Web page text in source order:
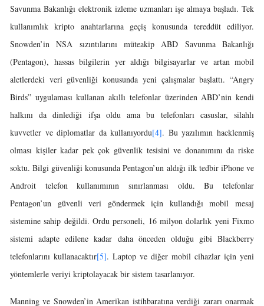
Savunma Bakanlığı elektronik izleme uzmanları işe almaya başladı. Tek
kullanımlık kripto anahtarlarına geçiş konusunda tereddüt ediliyor.
Snowden’in NSA sızıntılarını müteakip ABD Savunma Bakanlığı
(Pentagon), hassas bilgilerin yer aldığı bilgisayarlar ve artan mobil
aletlerdeki veri güvenliği konusunda yeni çalışmalar başlattı. “Angry
Birds” uygulaması kullanan akıllı telefonlar üzerinden ABD’nin kendi
halkını da dinlediği ifşa oldu ama bu telefonları casuslar, silahlı
kuvvetler ve diplomatlar da kullanıyordu[4]. Bu yazılımın hacklenmiş
olması kişiler kadar pek çok güvenlik tesisini ve donanımını da riske
soktu. Bilgi güvenliği konusunda Pentagon’un aldığı ilk tedbir iPhone ve
Androit telefon kullanımının sınırlanması oldu. Bu telefonlar
Pentagon’un güvenli veri göndermek için kullandığı mobil mesaj
sistemine sahip değildi. Ordu personeli, 16 milyon dolarlık yeni Fixmo
sistemi adapte edilene kadar daha önceden olduğu gibi Blackberry
telefonlarını kullanacaktır[5]. Laptop ve diğer mobil cihazlar için yeni
yöntemlerle veriyi kriptolayacak bir sistem tasarlanıyor.
Manning ve Snowden’in Amerikan istihbaratına verdiği zararı onarmak